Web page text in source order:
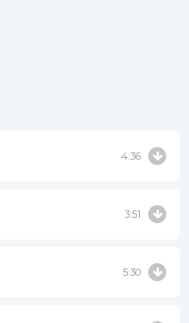
4:36
3:51
5:30